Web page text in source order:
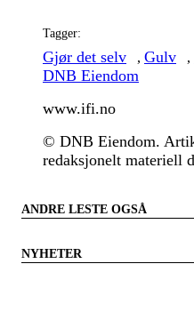
Tagger:
Gjør det selv , Gulv ,
DNB Eiendom
www.ifi.no
© DNB Eiendom.
redaksjonelt materiell
ANDRE LESTE OGSÅ
NYHETER